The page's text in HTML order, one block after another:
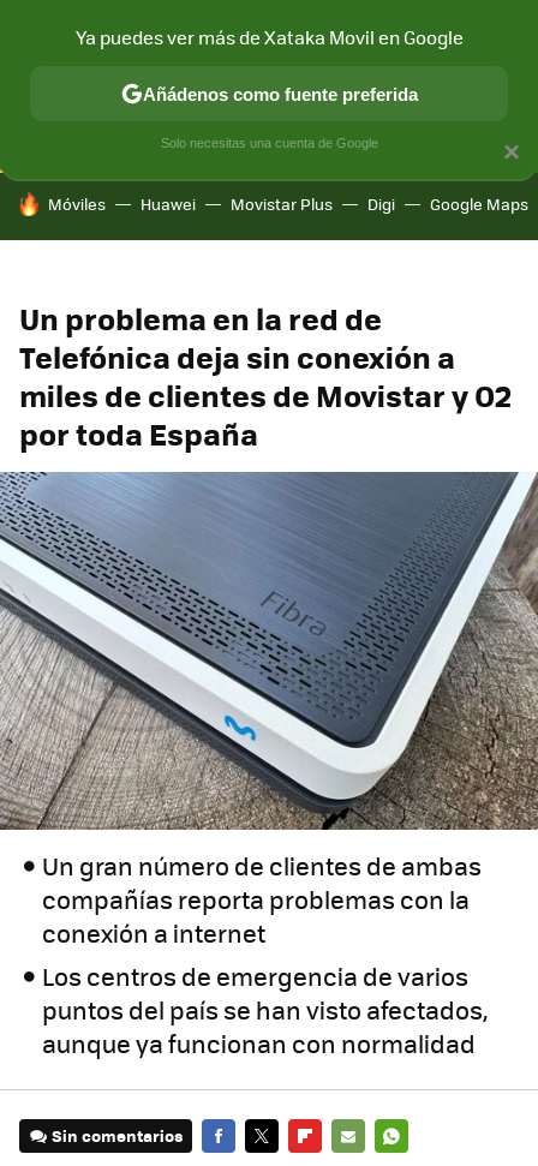
CONECTIVIDAD MÓVIL Y SOCIEDAD APLICACIONES
HOY SE HABLA DE
Móviles Huawei Movistar Plus Digi Google Maps
Un problema en la red de
Telefónica deja sin conexión a
miles de clientes de Movistar y O2
por toda España
Un gran número de clientes de ambas
compañías reporta problemas con la
conexión a internet
Los centros de emergencia de varios
puntos del país se han visto afectados,
aunque ya funcionan con normalidad
Sin comentarios
×
Ya puedes ver más de Xataka Movil en Google
Añádenos como fuente preferida
Solo necesitas una cuenta de Google